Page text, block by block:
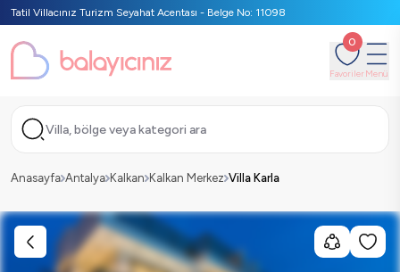
Tatil Villacınız Turizm Seyahat Acentası - Belge No: 11098
0
FavorilerMenü
Villa, bölge veya kategori ara
Anasayfa Antalya Kalkan Kalkan Merkez Villa Karla